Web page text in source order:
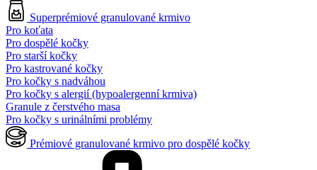
Superprémiové granulované krmivo
Pro koťata
Pro dospělé kočky
Pro starší kočky
Pro kastrované kočky
Pro kočky s nadváhou
Pro kočky s alergií (hypoalergenní krmiva)
Granule z čerstvého masa
Pro kočky s urinálními problémy
Prémiové granulované krmivo pro dospělé kočky